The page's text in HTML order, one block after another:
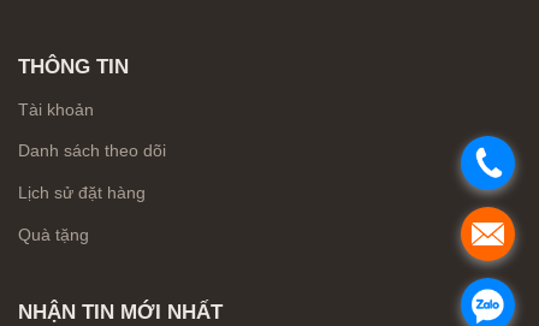
THÔNG TIN
Tài khoản
Danh sách theo dõi
Lịch sử đặt hàng
Quà tặng
NHẬN TIN MỚI NHẤT
.
.
.